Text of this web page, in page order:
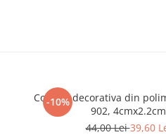
-10%
Cornisa decorativa din
902, 4cmx2.2cm
44,00 Lei39,60